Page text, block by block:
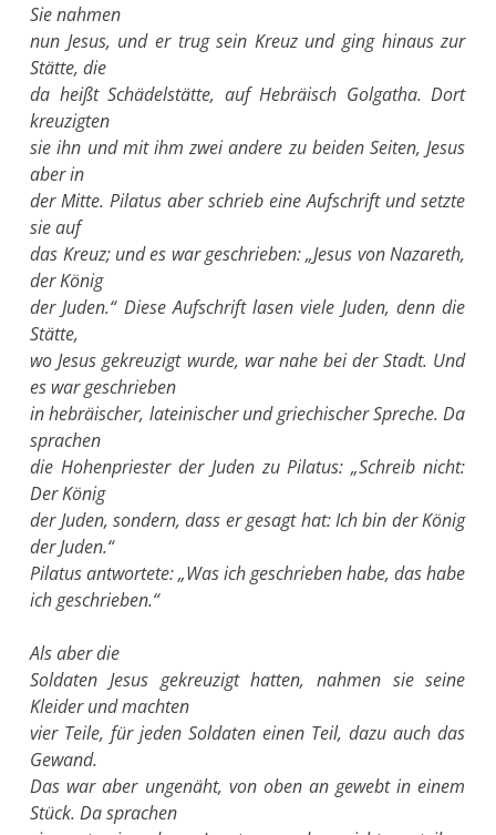
Sie nahmen
nun Jesus, und er trug sein Kreuz und ging hinaus zur
Stätte, die
da heißt Schädelstätte, auf Hebräisch Golgatha. Dort
kreuzigten
sie ihn und mit ihm zwei andere zu beiden Seiten, Jesus
aber in
der Mitte. Pilatus aber schrieb eine Aufschrift und setzte
sie auf
das Kreuz; und es war geschrieben: „Jesus von Nazareth,
der König
der Juden.“ Diese Aufschrift lasen viele Juden, denn die
Stätte,
wo Jesus gekreuzigt wurde, war nahe bei der Stadt. Und
es war geschrieben
in hebräischer, lateinischer und griechischer Spreche. Da
sprachen
die Hohenpriester der Juden zu Pilatus: „Schreib nicht:
Der König
der Juden, sondern, dass er gesagt hat: Ich bin der König
der Juden.“
Pilatus antwortete: „Was ich geschrieben habe, das habe
ich geschrieben.“
Als aber die
Soldaten Jesus gekreuzigt hatten, nahmen sie seine
Kleider und machten
vier Teile, für jeden Soldaten einen Teil, dazu auch das
Gewand.
Das war aber ungenäht, von oben an gewebt in einem
Stück. Da sprachen